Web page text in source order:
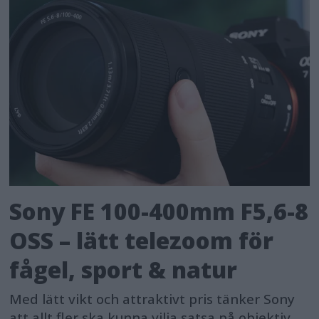
Sony FE 100-400mm F5,6-8
OSS – lätt telezoom för
fågel, sport & natur
Med lätt vikt och attraktivt pris tänker Sony